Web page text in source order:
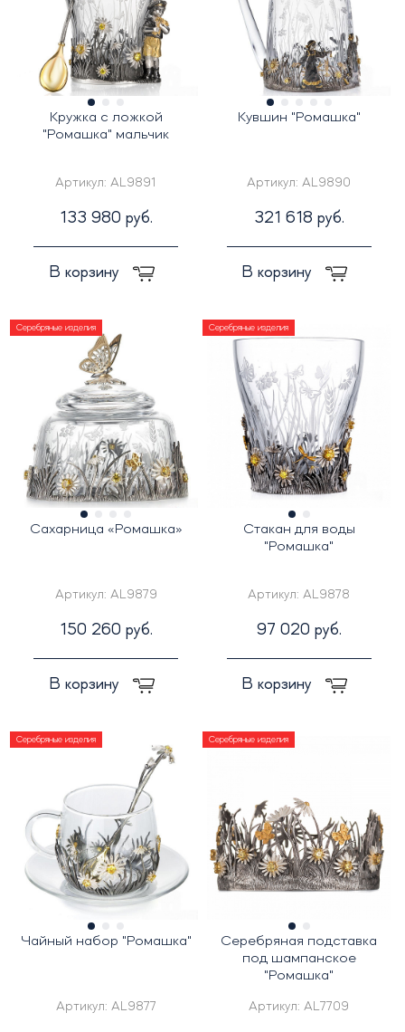
Кружка с ложкой
"Ромашка" мальчик
Артикул:AL9891
133 980 руб.
В корзину
Кувшин "Ромашка"
Артикул:AL9890
321 618 руб.
В корзину
Сахарница «Ромашка»
Серебряные изделия
Артикул: AL9879
150 260 руб.
В корзину
Стакан для воды
"Ромашка"
Серебряные изделия
Артикул:AL9878
97 020 руб.
В корзину
Чайный набор "Ромашка"
Серебряные изделия
Артикул: AL9877
Серебряная подставка
под шампанское
"Ромашка"
Серебряные изделия
Артикул:AL7709